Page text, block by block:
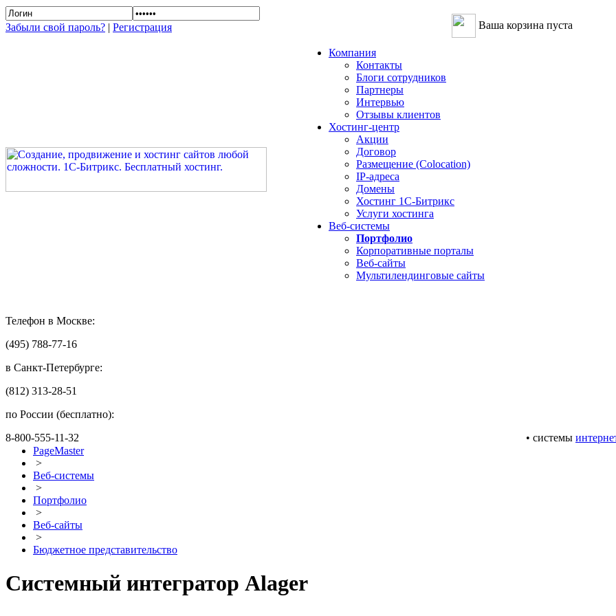
Забыли свой пароль? | Регистрация Ваша корзина пуста
Компания
Контакты
Блоги сотрудников
Партнеры
Интервью
Отзывы клиентов
Хостинг-центр
Акции
Договор
Размещение (Colocation)
IP-адреса
Домены
Хостинг 1С-Битрикс
Услуги хостинга
Веб-системы
Портфолио
Корпоративные порталы
Веб-сайты
Мультилендинговые сайты
Телефон в Москве:
(495) 788-77-16
в Санкт-Петербурге:
(812) 313-28-51
по России (бесплатно):
8-800-555-11-32
• системы
PageMaster
>
Веб-системы
>
Портфолио
>
Веб-сайты
>
Бюджетное представительство
Системный интегратор Alager